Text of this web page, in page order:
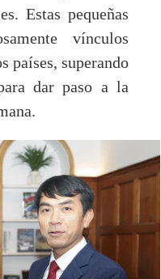
Estas pequeñas
vínculos
países, superando
dar paso a la